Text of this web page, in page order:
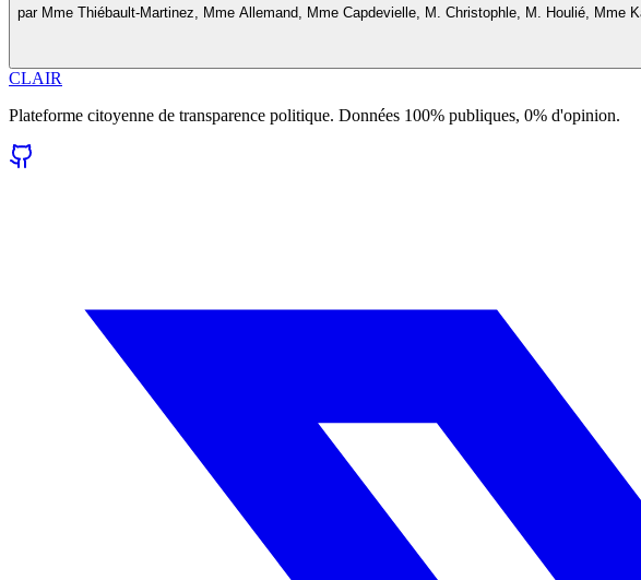
par Mme Thiébault-Martinez, Mme Allemand, Mme Capdevielle, M. Christophle, M. Houlié,
CLAIR
Plateforme citoyenne de transparence politique. Données 100% publiques, 0% d'opinion.